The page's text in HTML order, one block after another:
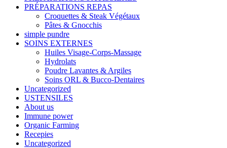
PRÉPARATIONS REPAS
Croquettes & Steak Végétaux
Pâtes & Gnocchis
simple pundre
SOINS EXTERNES
Huiles Visage-Corps-Massage
Hydrolats
Poudre Lavantes & Argiles
Soins ORL & Bucco-Dentaires
Uncategorized
USTENSILES
About us
Immune power
Organic Farming
Recepies
Uncategorized